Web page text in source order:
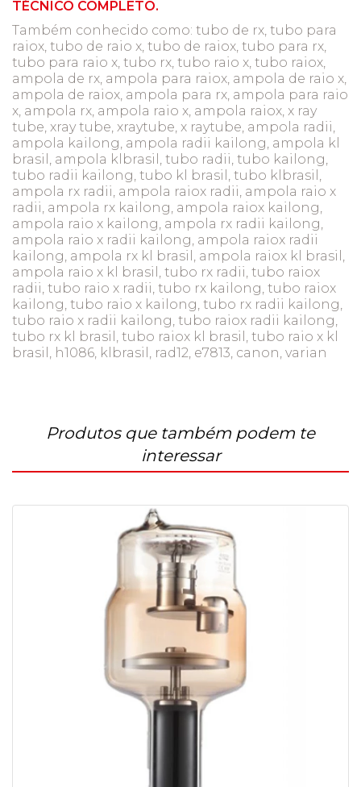
TÉCNICO COMPLETO.
Também conhecido como: tubo de rx, tubo para
raiox, tubo de raio x, tubo de raiox, tubo para rx,
tubo para raio x, tubo rx, tubo raio x, tubo raiox,
ampola de rx, ampola para raiox, ampola de raio x,
ampola de raiox, ampola para rx, ampola para raio
x, ampola rx, ampola raio x, ampola raiox, x ray
tube, xray tube, xraytube, x raytube, ampola radii,
ampola kailong, ampola radii kailong, ampola kl
brasil, ampola klbrasil, tubo radii, tubo kailong,
tubo radii kailong, tubo kl brasil, tubo klbrasil,
ampola rx radii, ampola raiox radii, ampola raio x
radii, ampola rx kailong, ampola raiox kailong,
ampola raio x kailong, ampola rx radii kailong,
ampola raio x radii kailong, ampola raiox radii
kailong, ampola rx kl brasil, ampola raiox kl brasil,
ampola raio x kl brasil, tubo rx radii, tubo raiox
radii, tubo raio x radii, tubo rx kailong, tubo raiox
kailong, tubo raio x kailong, tubo rx radii kailong,
tubo raio x radii kailong, tubo raiox radii kailong,
tubo rx kl brasil, tubo raiox kl brasil, tubo raio x kl
brasil, h1086, klbrasil, rad12, e7813, canon, varian
Produtos que também podem te
interessar